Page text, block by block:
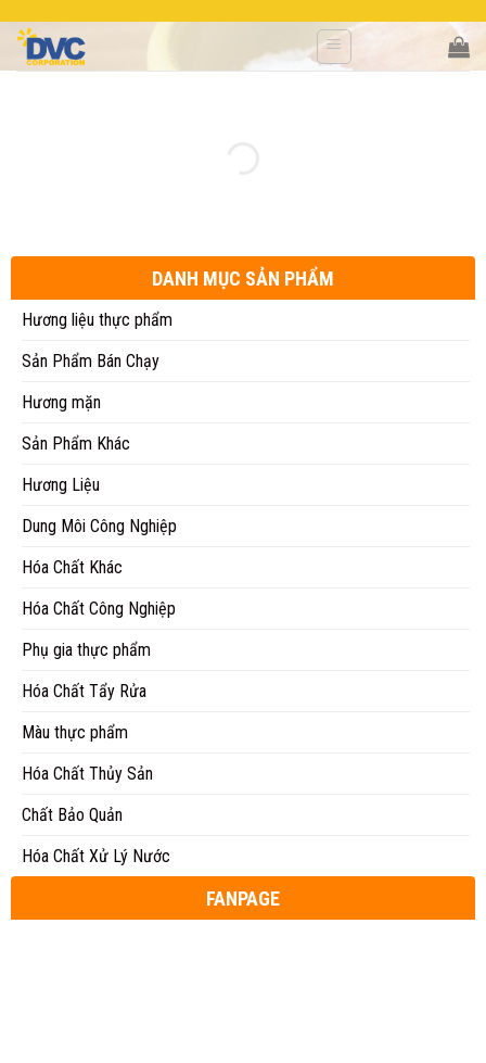
content
DANH MỤC SẢN PHẨM
Hương liệu thực phẩm
Sản Phẩm Bán Chạy
Hương mặn
Sản Phẩm Khác
Hương Liệu
Dung Môi Công Nghiệp
Hóa Chất Khác
Hóa Chất Công Nghiệp
Phụ gia thực phẩm
Hóa Chất Tẩy Rửa
Màu thực phẩm
Hóa Chất Thủy Sản
Chất Bảo Quản
Hóa Chất Xử Lý Nước
FANPAGE